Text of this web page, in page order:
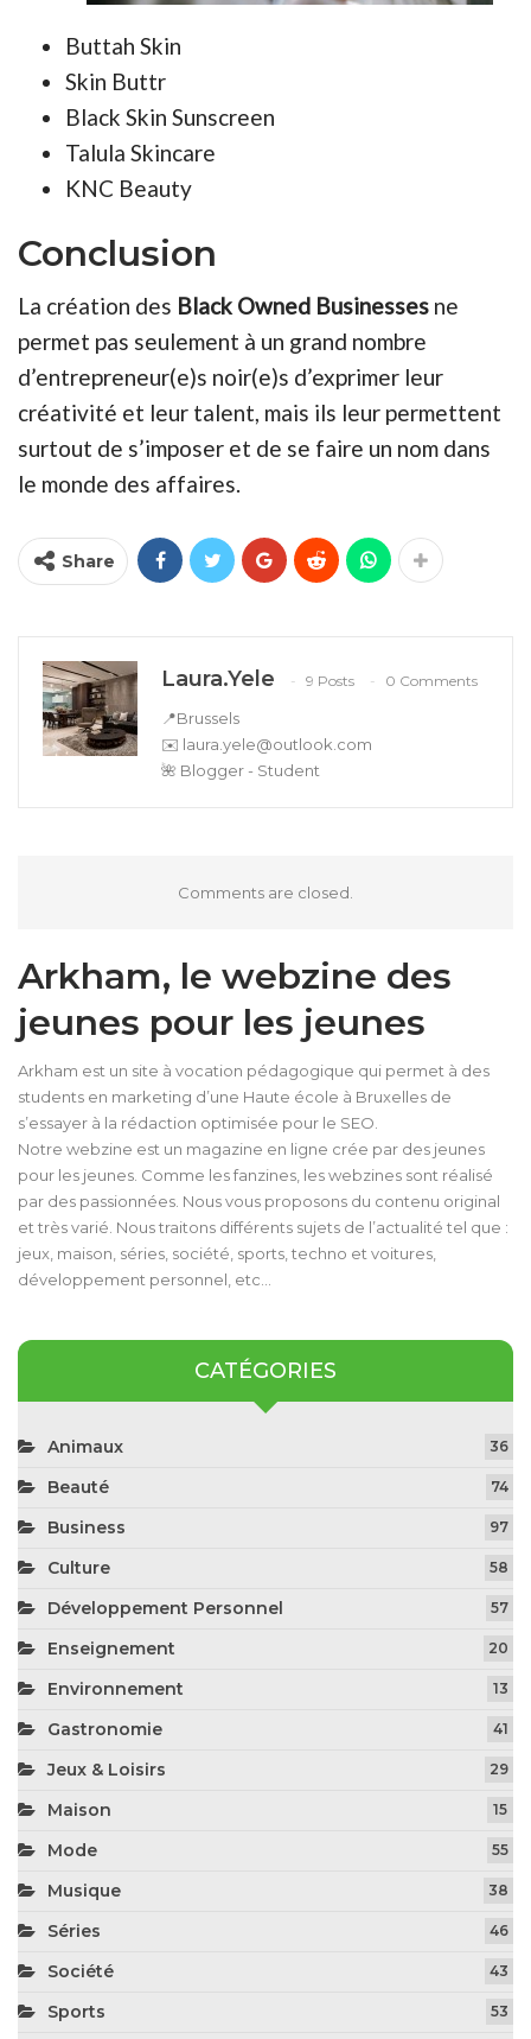
Buttah Skin
Skin Buttr
Black Skin Sunscreen
Talula Skincare
KNC Beauty
Conclusion
La création des Black Owned Businesses ne
permet pas seulement à un grand nombre
d’entrepreneur(e)s noir(e)s d’exprimer leur
créativité et leur talent, mais ils leur permettent
surtout de s’imposer et de se faire un nom dans
le monde des affaires.
Share
Laura.Yele 9 Posts 0 Comments
📍Brussels
✉️ laura.yele@outlook.com
🌺 Blogger - Student
Comments are closed.
Arkham, le webzine des
jeunes pour les jeunes
Arkham est un site à vocation pédagogique qui permet à des
students en marketing d’une Haute école à Bruxelles de
s’essayer à la rédaction optimisée pour le SEO.
Notre webzine est un magazine en ligne crée par des jeunes
pour les jeunes. Comme les fanzines, les webzines sont réalisé
par des passionnées. Nous vous proposons du contenu original
et très varié. Nous traitons différents sujets de l’actualité tel que :
jeux, maison, séries, société, sports, techno et voitures,
développement personnel, etc…
CATÉGORIES
Animaux 36
Beauté 74
Business 97
Culture 58
Développement Personnel 57
Enseignement 20
Environnement 13
Gastronomie 41
Jeux & Loisirs 29
Maison 15
Mode 55
Musique 38
Séries 46
Société 43
Sports 53